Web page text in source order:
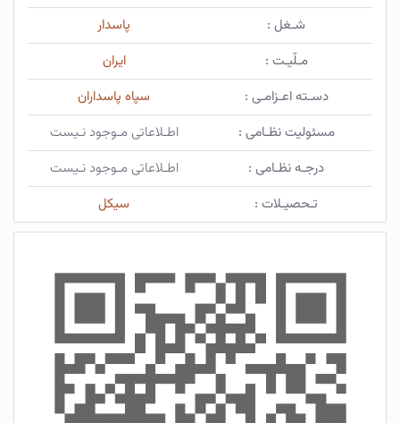
شـغل :
پاسدار
مـلّیـت :
ایران
دسـته اعـزامـی :
سپاه پاسداران
مسئولیت نظـامی :
اطـلاعاتی مـوجود نـیست
درجـه نظـامی :
اطـلاعاتی مـوجود نـیست
تـحصیـلات :
سیکل